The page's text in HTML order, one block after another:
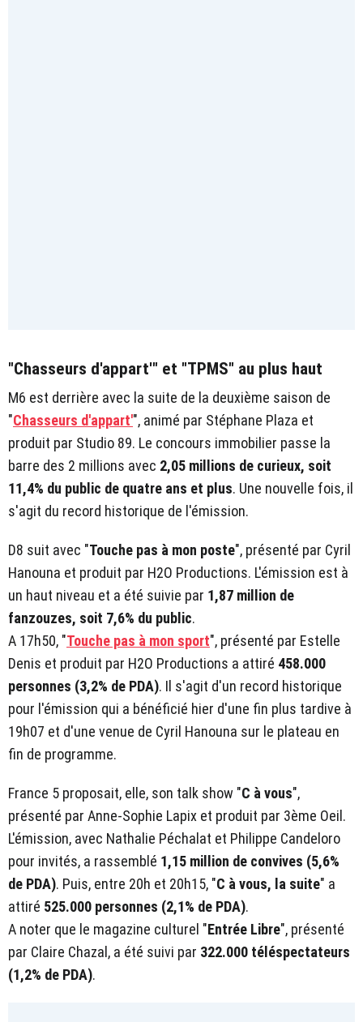
"Chasseurs d'appart'" et "TPMS" au plus haut
M6 est derrière avec la suite de la deuxième saison de
"Chasseurs d'appart'", animé par Stéphane Plaza et
produit par Studio 89. Le concours immobilier passe la
barre des 2 millions avec 2,05 millions de curieux, soit
11,4% du public de quatre ans et plus. Une nouvelle fois, il
s'agit du record historique de l'émission.
D8 suit avec "Touche pas à mon poste", présenté par Cyril
Hanouna et produit par H2O Productions. L'émission est à
un haut niveau et a été suivie par 1,87 million de
fanzouzes, soit 7,6% du public.
A 17h50, "Touche pas à mon sport", présenté par Estelle
Denis et produit par H2O Productions a attiré 458.000
personnes (3,2% de PDA). Il s'agit d'un record historique
pour l'émission qui a bénéficié hier d'une fin plus tardive à
19h07 et d'une venue de Cyril Hanouna sur le plateau en
fin de programme.
France 5 proposait, elle, son talk show "C à vous",
présenté par Anne-Sophie Lapix et produit par 3ème Oeil.
L'émission, avec Nathalie Péchalat et Philippe Candeloro
pour invités, a rassemblé 1,15 million de convives (5,6%
de PDA). Puis, entre 20h et 20h15, "C à vous, la suite" a
attiré 525.000 personnes (2,1% de PDA).
A noter que le magazine culturel "Entrée Libre", présenté
par Claire Chazal, a été suivi par 322.000 téléspectateurs
(1,2% de PDA).